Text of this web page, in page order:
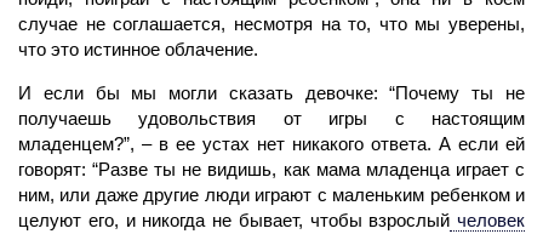
случае не соглашается, несмотря на то, что мы уверены,
что это истинное облачение.
И если бы мы могли сказать девочке: “Почему ты не
получаешь удовольствия от игры с настоящим
младенцем?”, – в ее устах нет никакого ответа. А если ей
говорят: “Разве ты не видишь, как мама младенца играет с
ним, или даже другие люди играют с маленьким ребенком и
целуют его, и никогда не бывает, чтобы взрослый человек